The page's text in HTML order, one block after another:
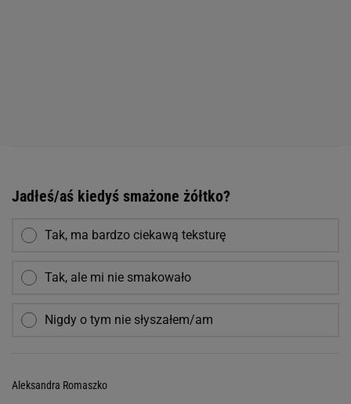
Jadłeś/aś kiedyś smażone żółtko?
Tak, ma bardzo ciekawą teksturę
Tak, ale mi nie smakowało
Nigdy o tym nie słyszałem/am
Aleksandra Romaszko